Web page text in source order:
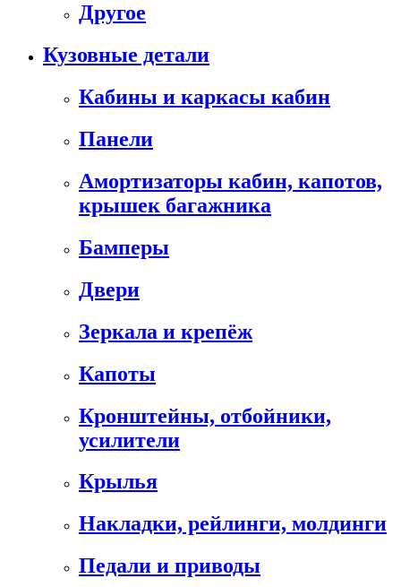
Другое
Кузовные детали
Кабины и каркасы кабин
Панели
Амортизаторы кабин, капотов,
крышек багажника
Бамперы
Двери
Зеркала и крепёж
Капоты
Кронштейны, отбойники,
усилители
Крылья
Накладки, рейлинги, молдинги
Педали и приводы